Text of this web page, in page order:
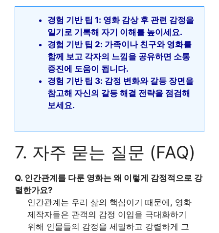
경험 기반 팁 1: 영화 감상 후 관련 감정을
일기로 기록해 자기 이해를 높이세요.
경험 기반 팁 2: 가족이나 친구와 영화를
함께 보고 각자의 느낌을 공유하면 소통
증진에 도움이 됩니다.
경험 기반 팁 3: 감정 변화와 갈등 장면을
참고해 자신의 갈등 해결 전략을 점검해
보세요.
7. 자주 묻는 질문 (FAQ)
Q. 인간관계를 다룬 영화는 왜 이렇게 감정적으로 강
렬한가요?
인간관계는 우리 삶의 핵심이기 때문에, 영화
제작자들은 관객의 감정 이입을 극대화하기
위해 인물들의 감정을 세밀하고 강렬하게 그